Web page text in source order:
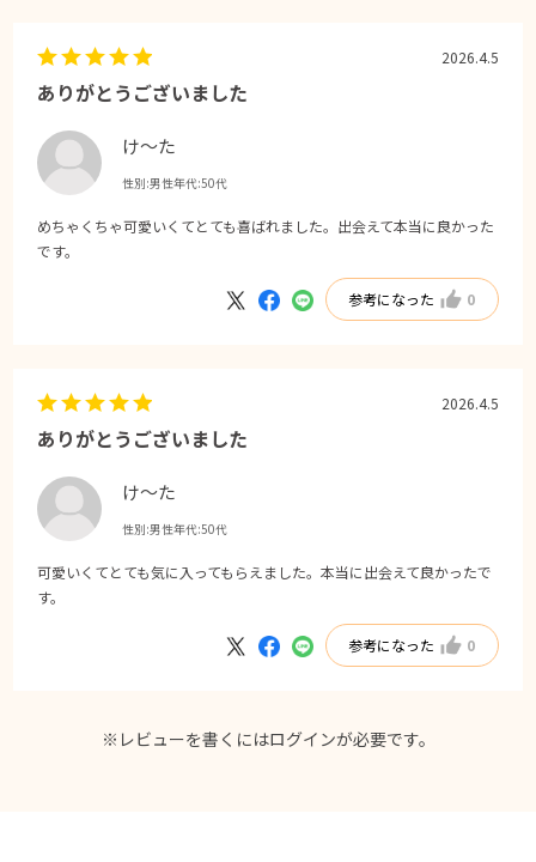
ありがとうございました
け〜た
性別:男性年代:50代
2026.4.5
めちゃくちゃ可愛いくてとても喜ばれました。出会えて本当に良かった
です。
参考になった 0
ありがとうございました
け〜た
性別:男性年代:50代
2026.4.5
可愛いくてとても気に入ってもらえました。本当に出会えて良かったで
す。
参考になった 0
※レビューを書くにはログインが必要です。